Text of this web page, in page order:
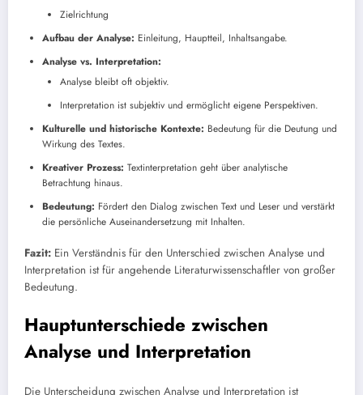
Zielrichtung
Aufbau der Analyse: Einleitung, Hauptteil, Inhaltsangabe.
Analyse vs. Interpretation:
Analyse bleibt oft objektiv.
Interpretation ist subjektiv und ermöglicht eigene Perspektiven.
Kulturelle und historische Kontexte: Bedeutung für die Deutung und
Wirkung des Textes.
Kreativer Prozess: Textinterpretation geht über analytische
Betrachtung hinaus.
Bedeutung: Fördert den Dialog zwischen Text und Leser und verstärkt
die persönliche Auseinandersetzung mit Inhalten.
Fazit: Ein Verständnis für den Unterschied zwischen Analyse und
Interpretation ist für angehende Literaturwissenschaftler von großer
Bedeutung.
Hauptunterschiede zwischen
Analyse und Interpretation
Die Unterscheidung zwischen Analyse und Interpretation ist